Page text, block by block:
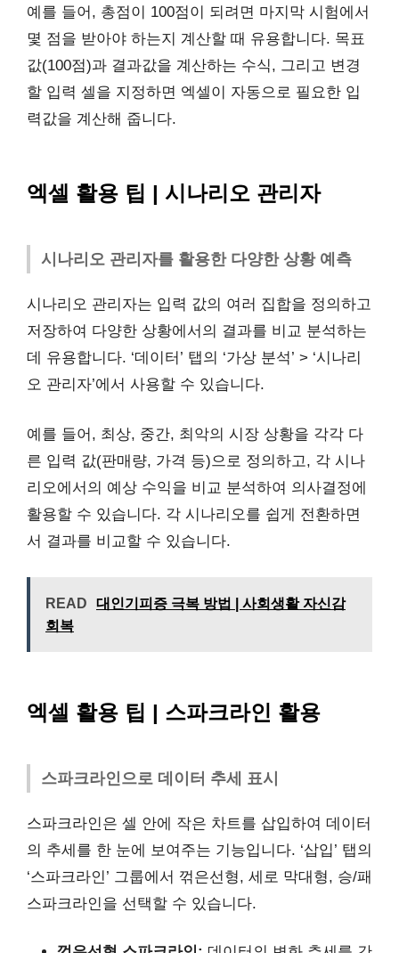
예를 들어, 총점이 100점이 되려면 마지막 시험에서
몇 점을 받아야 하는지 계산할 때 유용합니다. 목표
값(100점)과 결과값을 계산하는 수식, 그리고 변경
할 입력 셀을 지정하면 엑셀이 자동으로 필요한 입
력값을 계산해 줍니다.
엑셀 활용 팁 | 시나리오 관리자
시나리오 관리자를 활용한 다양한 상황 예측
시나리오 관리자는 입력 값의 여러 집합을 정의하고
저장하여 다양한 상황에서의 결과를 비교 분석하는
데 유용합니다. ‘데이터’ 탭의 ‘가상 분석’ > ‘시나리
오 관리자’에서 사용할 수 있습니다.
예를 들어, 최상, 중간, 최악의 시장 상황을 각각 다
른 입력 값(판매량, 가격 등)으로 정의하고, 각 시나
리오에서의 예상 수익을 비교 분석하여 의사결정에
활용할 수 있습니다. 각 시나리오를 쉽게 전환하면
서 결과를 비교할 수 있습니다.
READ
대인기피증 극복 방법 | 사회생활 자신감
회복
엑셀 활용 팁 | 스파크라인 활용
스파크라인으로 데이터 추세 표시
스파크라인은 셀 안에 작은 차트를 삽입하여 데이터
의 추세를 한 눈에 보여주는 기능입니다. ‘삽입’ 탭의
‘스파크라인’ 그룹에서 꺾은선형, 세로 막대형, 승/패
스파크라인을 선택할 수 있습니다.